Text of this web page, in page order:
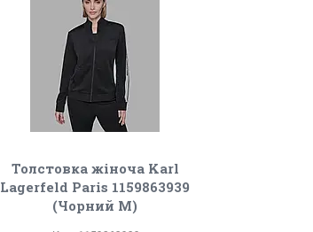
Толстовка жіноча Karl
Lagerfeld Paris 1159863939
(Чорний M)